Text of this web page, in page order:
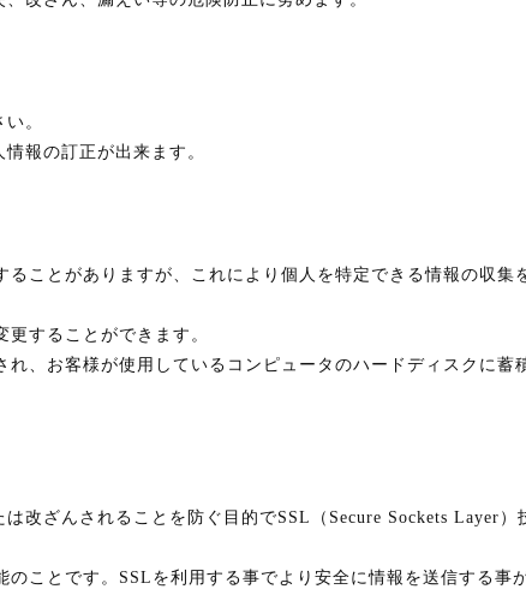
。
報の訂正が出来ます。
ことがありますが、これにより個人を特定できる情報の収集
することができます。
、お客様が使用しているコンピュータのハードディスクに蓄
改ざんされることを防ぐ目的でSSL（Secure Sockets Layer）
ことです。SSLを利用する事でより安全に情報を送信する事